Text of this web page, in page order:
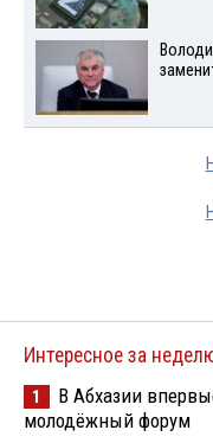
Интересное за
1
В Абхазии
молодёжный форум